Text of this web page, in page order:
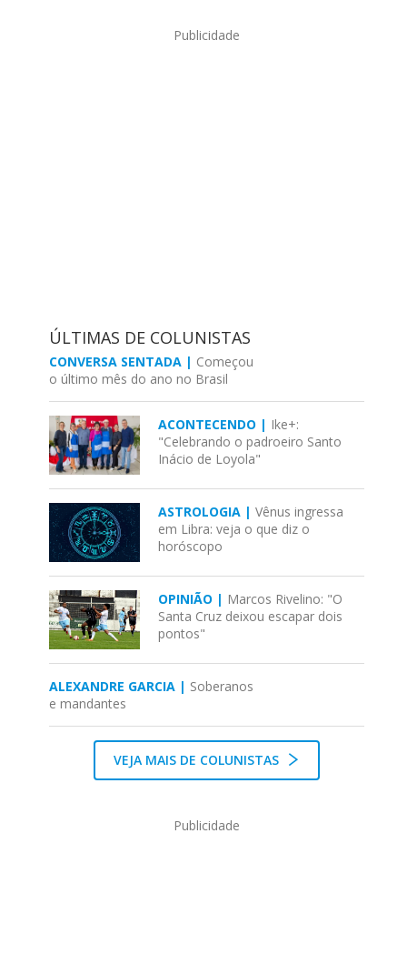
Publicidade
ÚLTIMAS DE COLUNISTAS
CONVERSA SENTADA | Começou
o último mês do ano no Brasil
ACONTECENDO | Ike+:
"Celebrando o padroeiro Santo
Inácio de Loyola"
ASTROLOGIA |Vênus ingressa
em Libra: veja o que diz o
horóscopo
OPINIÃO | Marcos Rivelino: "O
Santa Cruz deixou escapar dois
pontos"
ALEXANDRE GARCIA | Soberanos
e mandantes
VEJA MAIS DE COLUNISTAS
Publicidade